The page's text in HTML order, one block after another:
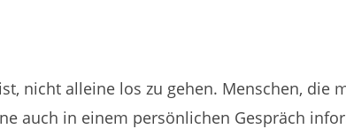
nicht alleine los zu gehen. Menschen, die
auch in einem persönlichen Gespräch